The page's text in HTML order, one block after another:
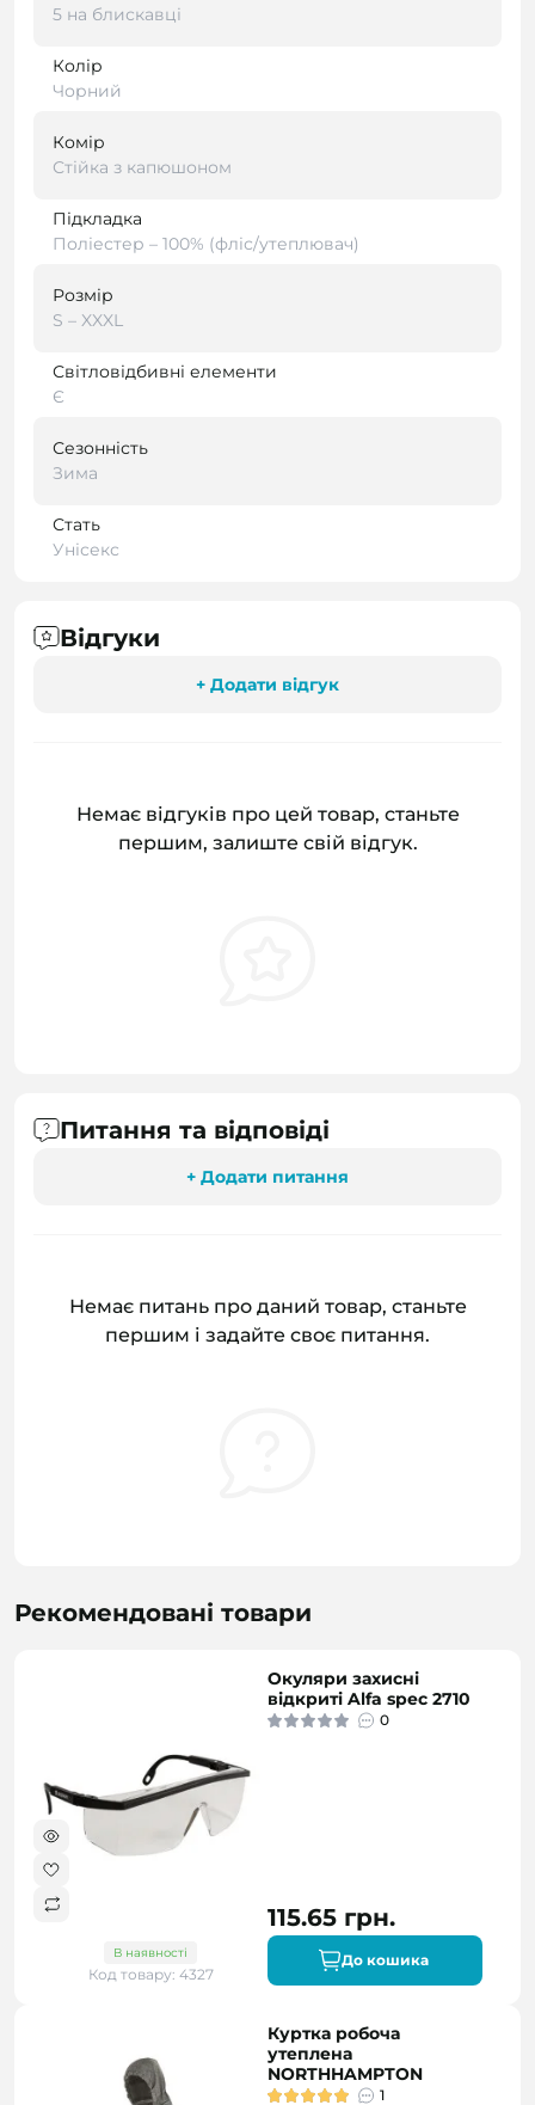
5 на блискавці
Колір
Чорний
Комір
Стійка з капюшоном
Підкладка
Поліестер – 100% (фліс/утеплювач)
Розмір
S – XXXL
Світловідбивні елементи
Є
Сезонність
Зима
Стать
Унісекс
Відгуки
+ Додати відгук
Немає відгуків про цей товар, станьте
першим, залиште свій відгук.
Питання та відповіді
+ Додати питання
Немає питань про даний товар, станьте
першим і задайте своє питання.
Рекомендовані товари
В наявності
Код товару: 4327
Окуляри захисні
відкриті Alfa spec 2710
0
115.65 грн.
До кошика
Куртка робоча
утеплена
NORTHHAMPTON
1